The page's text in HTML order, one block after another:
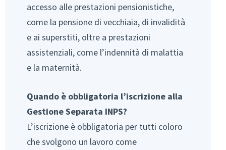
accesso alle prestazioni pensionistiche,
come la pensione di vecchiaia, di invalidità
e ai superstiti, oltre a prestazioni
assistenziali, come l’indennità di malattia
e la maternità.
Quando è obbligatoria l’iscrizione alla
Gestione Separata INPS?
L’iscrizione è obbligatoria per tutti coloro
che svolgono un lavoro come